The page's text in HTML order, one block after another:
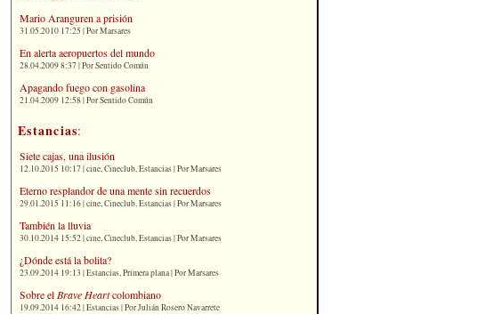
Mario Aranguren a prisión
31.05.2010 17:25 | Por Marsares
En alerta aeropuertos del mundo
28.04.2009 8:37 | Por Sentido Común
Apagando fuego con gasolina
21.04.2009 12:58 | Por Sentido Común
Estancias:
Siete cajas, una ilusión
12.10.2015 10:17 | cine, Cineclub, Estancias | Por Marsares
Eterno resplandor de una mente sin recuerdos
29.01.2015 11:16 | cine, Cineclub, Estancias | Por Marsares
También la lluvia
30.10.2014 15:52 | cine, Cineclub, Estancias | Por Marsares
¿Dónde está la bolita?
23.09.2014 19:13 | Estancias, Primera plana | Por Marsares
Sobre el Brave Heartcolombiano
19.09.2014 16:42 | Estancias | Por Julián Rosero Navarrete